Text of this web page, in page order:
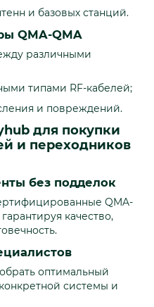
и базовых станций.
QMA-QMA
различными
типами RF-кабелей;
и повреждений.
для покупки
и переходников
без подделок
QMA-
качество,
оптимальный
системы и